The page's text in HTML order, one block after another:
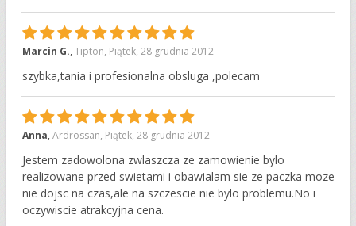
10
Marcin G.,Tipton, Piątek, 28 grudnia 2012
szybka,tania i profesionalna obsluga ,polecam
10
Anna,Ardrossan, Piątek, 28 grudnia 2012
Jestem zadowolona zwlaszcza ze zamowienie bylo
realizowane przed swietami i obawialam sie ze paczka moze
nie dojsc na czas,ale na szczescie nie bylo problemu.No i
oczywiscie atrakcyjna cena.